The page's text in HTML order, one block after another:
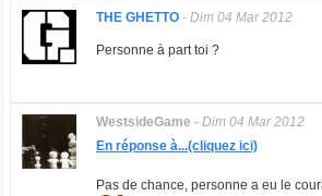
THE GHETTO- Dim 04 Mar 2012
Personne à part toi ?
WestsideGame - Dim 04 Mar 2012
En réponse à...(cliquez ici)
Pas de chance, personne a eu le